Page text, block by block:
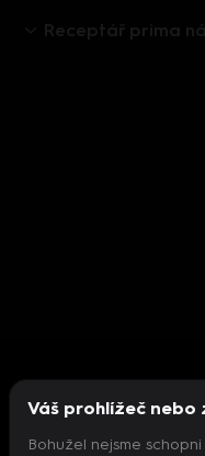
Receptář prima
Váš prohlížeč
Bohužel nejsme